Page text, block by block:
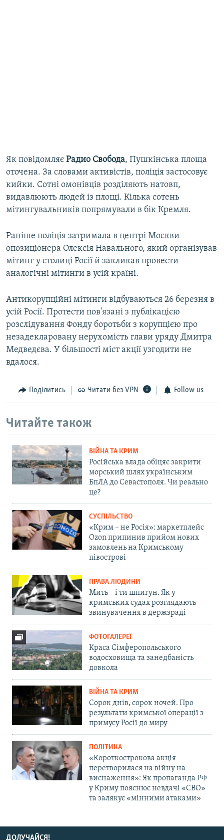
Як повідомляє Радио Свобода, Пушкінська площа
оточена. За словами активістів, поліція застосовує
кийки. Сотні омонівців розділяють натовп,
видавлюють людей із площі. Кілька сотень
мітингувальників попрямували в бік Кремля.
Раніше поліція затримала в центрі Москви
опозиціонера Олексія Навального, який організував
мітинг у столиці Росії й закликав провести
аналогічні мітинги в усій країні.
Антикорупційні мітинги відбуваються 26 березня в
усій Росії. Протести пов'язані з публікацією
розслідування Фонду боротьби з корупцією про
незадекларовану нерухомість глави уряду Дмитра
Медведєва. У більшості міст акції узгодити не
вдалося.
Поділитись Читати без VPN Follow us
Читайте також
ВІЙНА ТА КРИМ
Російська влада обіцяє закрити
морський шлях українським
БпЛА до Севастополя. Чи реально
це?
СУСПІЛЬСТВО
«Крим – не Росія»: маркетплейс
Ozon припинив прийом нових
замовлень на Кримському
півострові
ПРАВА ЛЮДИНИ
Мить – і ти шпигун. Як у
кримських судах розглядають
звинувачення в держзраді
ФОТОГАЛЕРЕЇ
Краса Сімферопольського
водосховища та занедбаність
довкола
ВІЙНА ТА КРИМ
Сорок днів, сорок ночей. Про
результати кримської операції з
примусу Росії до миру
ПОЛІТИКА
«Короткострокова акція
перетворилася на війну на
виснаження»: Як пропаганда РФ
у Криму пояснює невдачі «СВО»
та залякує «мінними атаками»
ДОЛУЧАЙСЯ!